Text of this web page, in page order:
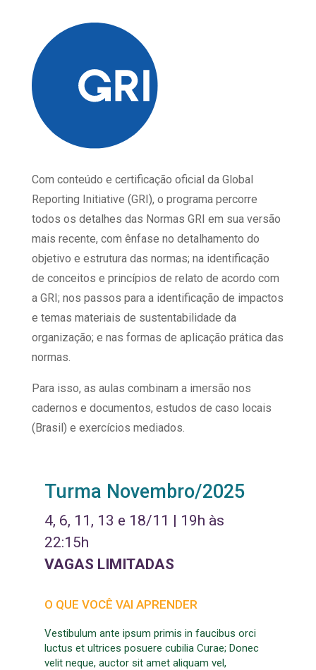
Com conteúdo e certificação oficial da Global
Reporting Initiative (GRI), o programa percorre
todos os detalhes das Normas GRI em sua versão
mais recente, com ênfase no detalhamento do
objetivo e estrutura das normas; na identificação
de conceitos e princípios de relato de acordo com
a GRI; nos passos para a identificação de impactos
e temas materiais de sustentabilidade da
organização; e nas formas de aplicação prática das
normas.
Para isso, as aulas combinam a imersão nos
cadernos e documentos, estudos de caso locais
(Brasil) e exercícios mediados.
Turma Novembro/2025
4, 6, 11, 13 e 18/11 | 19h às
22:15h
VAGAS LIMITADAS
O QUE VOCÊ VAI APRENDER
Vestibulum ante ipsum primis in faucibus orci
luctus et ultrices posuere cubilia Curae; Donec
velit neque, auctor sit amet aliquam vel,